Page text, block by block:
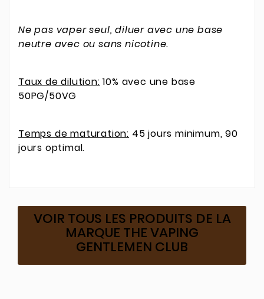
Ne pas vaper seul, diluer avec une base
neutre avec ou sans nicotine.
Taux de dilution: 10% avec une base
50PG/50VG
Temps de maturation: 45 jours minimum, 90
jours optimal.
VOIR TOUS LES PRODUITS DE LA
MARQUE THE VAPING
GENTLEMEN CLUB